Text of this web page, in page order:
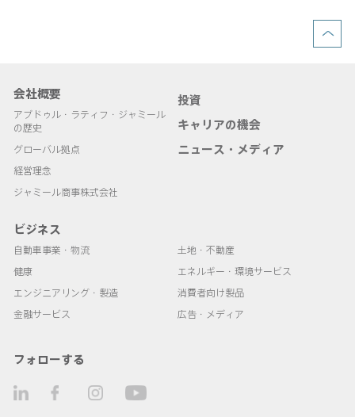
会社概要
アブドゥル・ラティフ・ジャミール
の歴史
グローバル拠点
経営理念
ジャミール商事株式会社
投資
キャリアの機会
ニュース・メディア
ビジネス
自動車事業・物流
健康
エンジニアリング・製造
金融サービス
土地・不動産
エネルギー・環境サービス
消費者向け製品
広告・メディア
フォローする